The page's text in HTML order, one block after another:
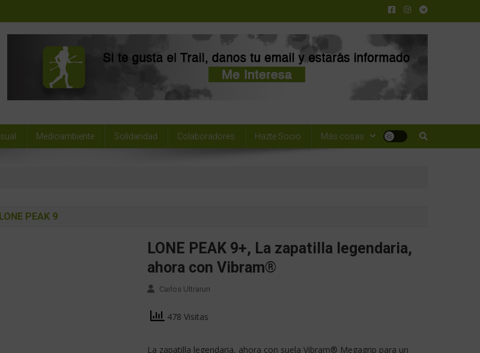
Medioambiente Solidaridad Colaboradores Hazte Socio Más cosas
LONE PEAK 9
LONE PEAK 9+, La zapatilla legendaria,
ahora con Vibram®
Carlos Ultrarun
478 Visitas
La zapatilla legendaria, ahora con suela Vibram® Megagrip para un